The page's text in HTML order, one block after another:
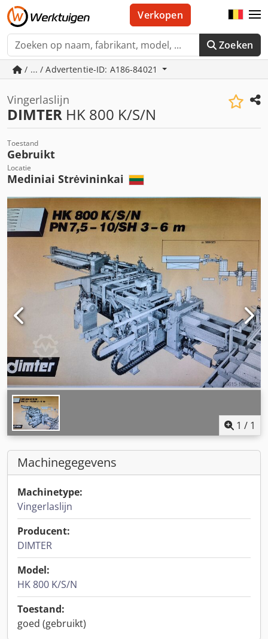
Zoeken
Verkopen
/ ... / Advertentie-ID: A186-84021
Vingerlaslijn
DIMTER HK 800 K/S/N
Toestand
Gebruikt
Locatie
Mediniai Strėvininkai
1 / 1
Machinegegevens
Machinetype:
Vingerlaslijn
Producent:
DIMTER
Model:
HK 800 K/S/N
Toestand:
goed (gebruikt)